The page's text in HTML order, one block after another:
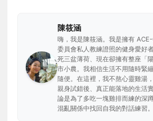
陳筱涵
嗨，我是陳筱涵。我是擁有
委員會私人教練證照的健身愛好
死三盆薄荷、現在卻擁有整座「
市小農。我相信生活不用隨時緊
隨便。在這裡，我不熬心靈雞湯
親身試錯後、真正能落地的生
論是為了多吃一塊雞排而練的深
混亂關係中找回自我的對話練習。